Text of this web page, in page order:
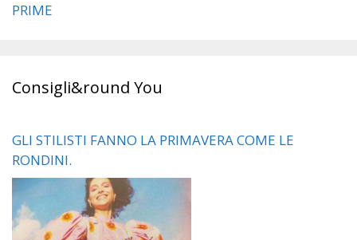
PRIME
Consigli&round You
GLI STILISTI FANNO LA PRIMAVERA COME LE
RONDINI.